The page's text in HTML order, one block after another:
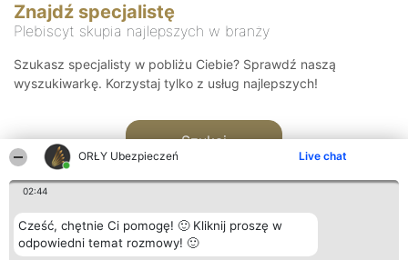
ORŁY Ubezpieczeń Live chat
02:44
Cześć, chętnie Ci pomogę! 🙂 Kliknij proszę w
odpowiedni temat rozmowy! 🙂
Znajdź specjalistę
Plebiscyt skupia najlepszych w branży
Szukasz specjalisty w pobliżu Ciebie? Sprawdź naszą
wyszukiwarkę. Korzystaj tylko z usług najlepszych!
Szukaj